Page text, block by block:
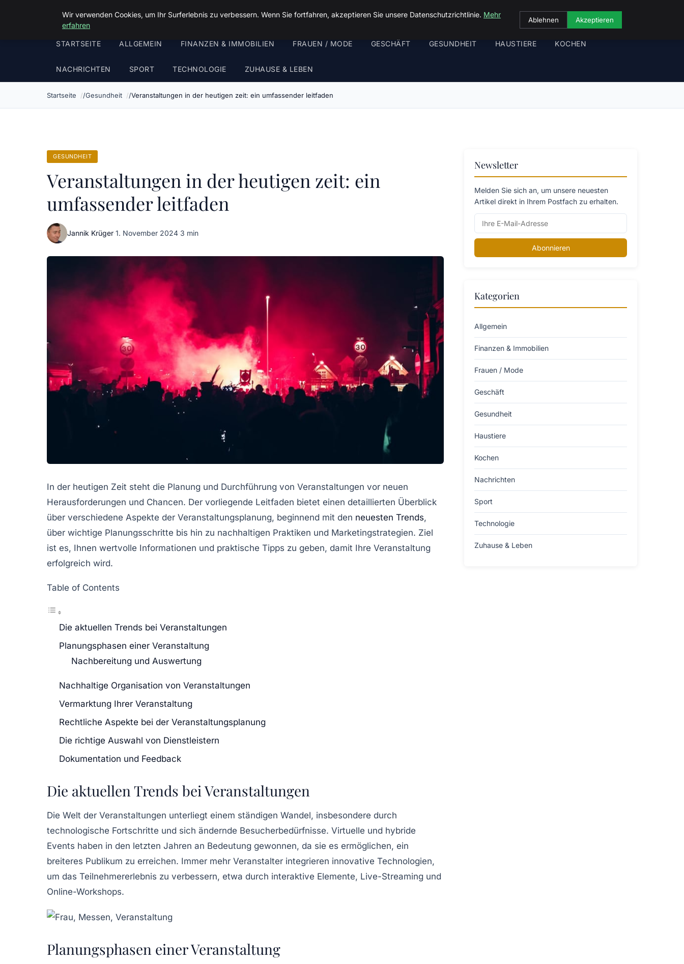
Malzminden
STARTSEITE ALLGEMEIN FINANZEN & IMMOBILIEN FRAUEN / MODE GESCHÄFT GESUNDHEIT HAUSTIERE KOCHEN
NACHRICHTEN SPORT TECHNOLOGIE ZUHAUSE & LEBEN
Startseite Gesundheit Veranstaltungen in der heutigen zeit: ein umfassender leitfaden
GESUNDHEIT
Veranstaltungen in der heutigen zeit: ein
umfassender leitfaden
Jannik Krüger·1. November 2024·3 min
In der heutigen Zeit steht die Planung und Durchführung von Veranstaltungen vor neuen
Herausforderungen und Chancen. Der vorliegende Leitfaden bietet einen detaillierten Überblick
über verschiedene Aspekte der Veranstaltungsplanung, beginnend mit den neuesten Trends,
über wichtige Planungsschritte bis hin zu nachhaltigen Praktiken und Marketingstrategien. Ziel
ist es, Ihnen wertvolle Informationen und praktische Tipps zu geben, damit Ihre Veranstaltung
erfolgreich wird.
Table of Contents
Die aktuellen Trends bei Veranstaltungen
Planungsphasen einer Veranstaltung
Nachbereitung und Auswertung
Nachhaltige Organisation von Veranstaltungen
Vermarktung Ihrer Veranstaltung
Rechtliche Aspekte bei der Veranstaltungsplanung
Die richtige Auswahl von Dienstleistern
Dokumentation und Feedback
Die aktuellen Trends bei Veranstaltungen
Die Welt der Veranstaltungen unterliegt einem ständigen Wandel, insbesondere durch
technologische Fortschritte und sich ändernde Besucherbedürfnisse. Virtuelle und hybride
Events haben in den letzten Jahren an Bedeutung gewonnen, da sie es ermöglichen, ein
breiteres Publikum zu erreichen. Immer mehr Veranstalter integrieren innovative Technologien,
um das Teilnehmererlebnis zu verbessern, etwa durch interaktive Elemente, Live-Streaming und
Online-Workshops.
Planungsphasen einer Veranstaltung
Newsletter
Melden Sie sich an, um unsere neuesten
Artikel direkt in Ihrem Postfach zu erhalten.
Abonnieren
Kategorien
Allgemein
Finanzen & Immobilien
Frauen / Mode
Geschäft
Gesundheit
Haustiere
Kochen
Nachrichten
Sport
Technologie
Zuhause & Leben
Wir verwenden Cookies, um Ihr Surferlebnis zu verbessern. Wenn Sie fortfahren, akzeptieren Sie unsere Datenschutzrichtlinie. Mehr
erfahren
Ablehnen Akzeptieren